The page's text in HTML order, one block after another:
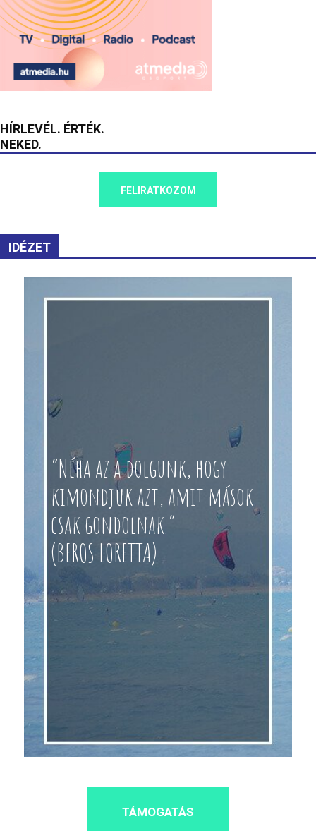
HÍRLEVÉL. ÉRTÉK.
NEKED.
FELIRATKOZOM
IDÉZET
“Néha az a dolgunk, hogy
kimondjuk azt, amit mások
csak gondolnak.”
(BEROS LORETTA)
TÁMOGATÁS